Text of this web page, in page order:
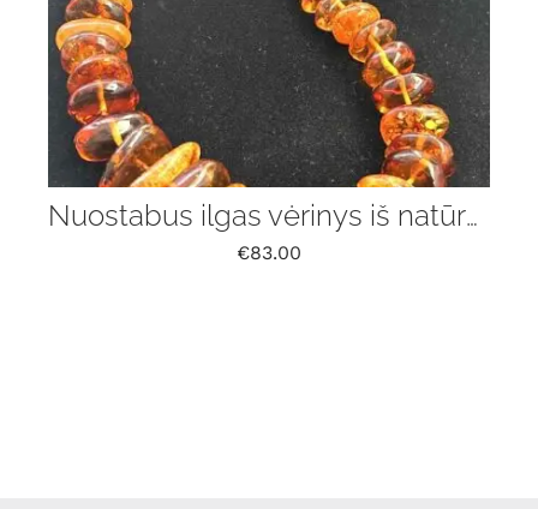
Nuostabus ilgas vėrinys iš natūralaus Baltijos gintaro
€83.00